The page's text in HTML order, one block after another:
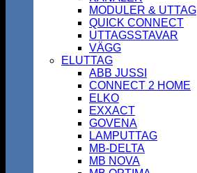
MODULER & UTTAG
QUICK CONNECT
UTTAGSSTAVAR
VÄGG
ELUTTAG
ABB JUSSI
CONNECT 2 HOME
ELKO
EXXACT
GOVENA
LAMPUTTAG
MB-DELTA
MB NOVA